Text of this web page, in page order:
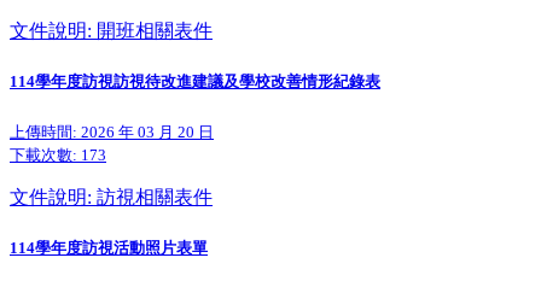
文件說明: 開班相關表件
114學年度訪視訪視待改進建議及學校改善情形紀錄表
上傳時間: 2026 年 03 月 20 日
下載次數: 173
文件說明: 訪視相關表件
114學年度訪視活動照片表單